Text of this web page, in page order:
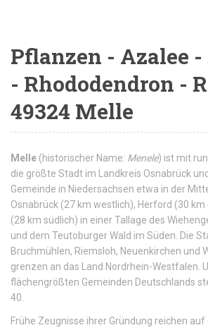
Pflanzen - Azalee
- Rhododendron -
49324 Melle
Melle (historischer Name: Menele) ist mit
die größte Stadt im Landkreis Osnabrück
Gemeinde in Niedersachsen etwa in der
Osnabrück (27 km westlich), Herford (30
(28 km südlich) in einer Tallage des
und dem Teutoburger Wald im Süden. Die
Bruchmühlen, Riemsloh, Neuenkirchen und
grenzen an das Land Nordrhein-Westfalen.
flächengrößten Gemeinden Deutschlands
40.
Frühe Zeugnisse ihrer Gründung reichen